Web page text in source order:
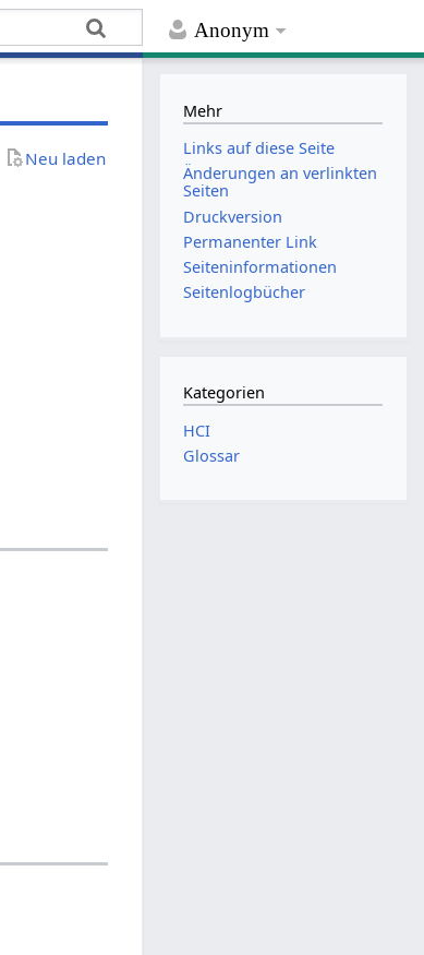
Anonym
Neu laden
Mehr
Links auf diese Seite
Änderungen an verlinkten
Seiten
Druckversion
Permanenter Link
Seiten­­informationen
Seitenlogbücher
Kategorien
HCI
Glossar